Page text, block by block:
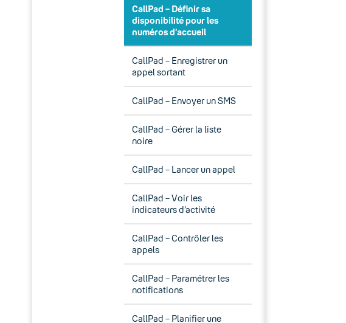
CallPad – Définir sa
disponibilité pour les
numéros d’accueil
CallPad – Enregistrer un
appel sortant
CallPad – Envoyer un SMS
CallPad – Gérer la liste
noire
CallPad – Lancer un appel
CallPad – Voir les
indicateurs d’activité
CallPad – Contrôler les
appels
CallPad – Paramétrer les
notifications
CallPad – Planifier une